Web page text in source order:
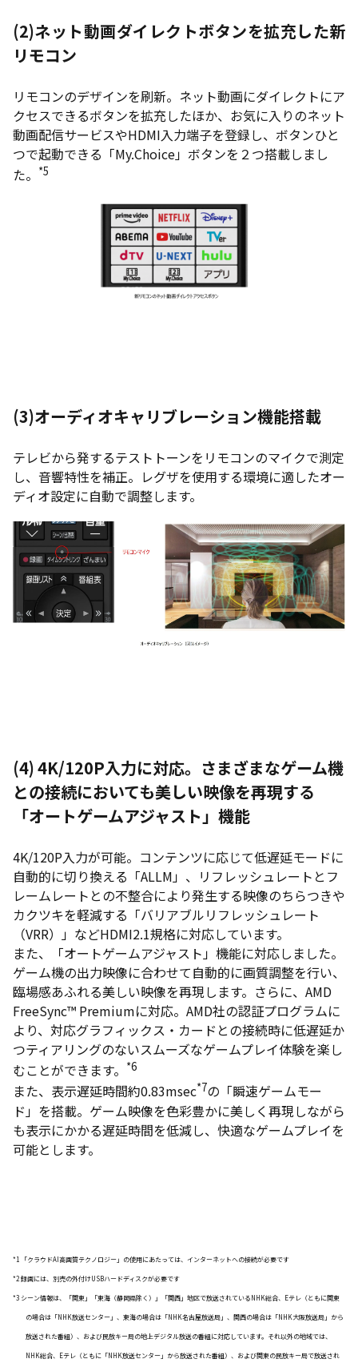
(2)ネット動画ダイレクトボタンを拡充した新
リモコン
リモコンのデザインを刷新。ネット動画にダイレクトにア
クセスできるボタンを拡充したほか、お気に入りのネット
動画配信サービスやHDMI入力端子を登録し、ボタンひと
つで起動できる「My.Choice」ボタンを２つ搭載しまし
た。 *5
(3)オーディオキャリブレーション機能搭載
テレビから発するテストトーンをリモコンのマイクで測定
し、音響特性を補正。レグザを使用する環境に適したオー
ディオ設定に自動で調整します。
(4)4K/120P入力に対応。さまざまなゲーム機
との接続においても美しい映像を再現する
「オートゲームアジャスト」機能
4K/120P入力が可能。コンテンツに応じて低遅延モードに
自動的に切り換える「ALLM」、リフレッシュレートとフ
レームレートとの不整合により発生する映像のちらつきや
カクツキを軽減する「バリアブルリフレッシュレート
（VRR）」などHDMI2.1規格に対応しています。
また、「オートゲームアジャスト」機能に対応しました。
ゲーム機の出力映像に合わせて自動的に画質調整を行い、
臨場感あふれる美しい映像を再現します。さらに、AMD
FreeSync™ Premiumに対応。AMD社の認証プログラムに
より、対応グラフィックス・カードとの接続時に低遅延か
つティアリングのないスムーズなゲームプレイ体験を楽し
むことができます。 *6
また、表示遅延時間約0.83msec*7の「瞬速ゲームモー
ド」を搭載。ゲーム映像を色彩豊かに美しく再現しながら
も表示にかかる遅延時間を低減し、快適なゲームプレイを
可能とします。
*1 「クラウドAI高画質テクノロジー」の使用にあたっては、インターネットへの接続が必要です
*2 録画には、別売の外付けUSBハードディスクが必要です
*3 シーン情報は、「関東」「東海（静岡県除く）」「関西」地区で放送されているNHK総合、Eテレ（ともに関東
の場合は「NHK放送センター」、東海の場合は「NHK名古屋放送局」、関西の場合は「NHK大阪放送局」から
放送された番組）、および民放キー局の地上デジタル放送の番組に対応しています。それ以外の地域では、
NHK総合、Eテレ（ともに「NHK放送センター」から放送された番組）、および関東の民放キー局で放送され